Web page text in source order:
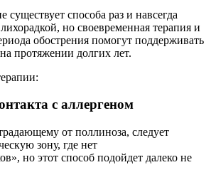
способа раз и навсегда
но своевременная терапия и
обострения помогут поддерживать
протяжении долгих лет.
с аллергеном
от поллиноза, следует
зону, где нет
но этот способ подойдет далеко не